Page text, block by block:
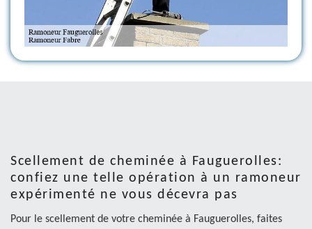
Scellement de cheminée à Fauguerolles:
confiez une telle opération à un ramoneur
expérimenté ne vous décevra pas
Pour le scellement de votre cheminée à Fauguerolles, faites